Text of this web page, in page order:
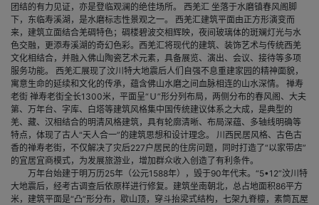
团结的有力见证，亦是登临观澜的绝佳场所。 西羌汇 坐落于水磨镇春风阁脚
下，东临寿溪湖，是水磨标志性景观之一。 西羌汇建筑平面由正方形演变而
来，建筑立面结合羌碉特色；碉楼碧波交相辉映，夜间玻璃体的斑斓灯光与水
色交融，更添寿溪湖的奇幻色彩。西羌汇将现代的建筑、装饰艺术与传统西羌
文化相结合，并融入佛山陶瓷艺术元素，具备展览、演出、会议、接待等多项
服务功能。 西羌汇展现了汶川特大地震后人们自强不息重建家园的精神面貌，
寓意生命的延续和文化的传承，蕴含佛山水磨之间血脉相连的山水深情。 禅寿
老街 禅寿老街全长1300米，平面呈“Ｕ”形分列布局，两侧分布的春风阁、大夫
第、万年台、字库、白塔等建筑风格集中国传统建议体系之大成，是典型的
羌、藏、汉相结合的明清风格建筑，具有轮廓清晰、布局深蕴、多轴线明确等
特点，体现了古人“天人合一”的建筑思想和设计理念。 川西民居风格、古色古
香的禅寿老街，不仅解决了灾后227户居民的住房问题，同时打造了“以家带店”
的宜居宜商模式，为发展旅游业，增加群众收入创造了有利条件。
万年台始建于明万历25年（公元1588年），毁于90年代末。“5•12”汶川特
大地震后，经考古调查后依原样进行修复。建筑坐南朝北，总占地面积86平方
米，建筑平面是“凸”形分布，歇山顶，穿斗抬梁式结构，七架九脊檩，素筒瓦屋